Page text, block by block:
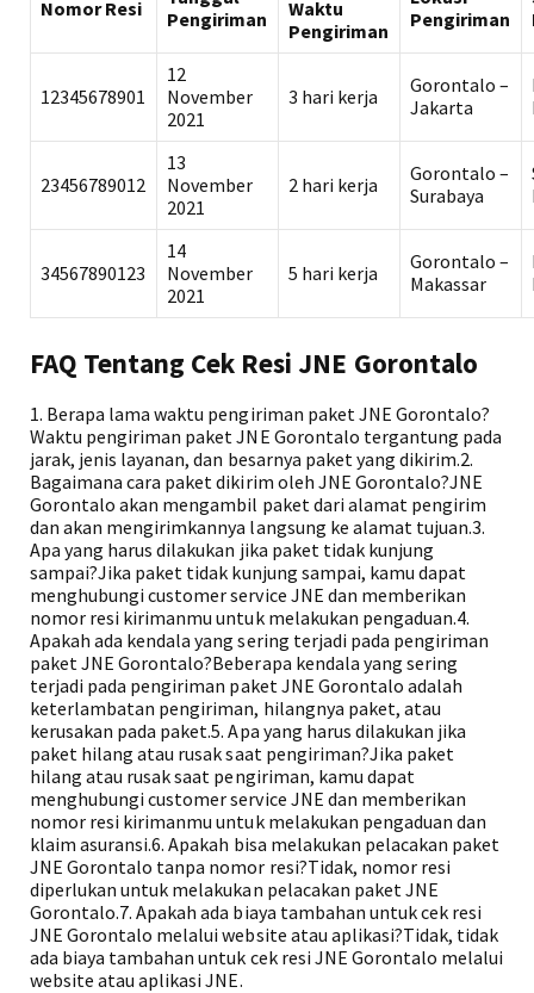
Nomor Resi
Pengiriman
Waktu
Pengiriman
Pengiriman
12345678901
12
November
2021
3 hari kerja
Gorontalo –
Jakarta
23456789012
13
November
2021
2 hari kerja
Gorontalo –
Surabaya
34567890123
14
November
2021
5 hari kerja
Gorontalo –
Makassar
FAQ Tentang Cek Resi JNE Gorontalo
1. Berapa lama waktu pengiriman paket JNE Gorontalo?
Waktu pengiriman paket JNE Gorontalo tergantung pada
jarak, jenis layanan, dan besarnya paket yang dikirim.2.
Bagaimana cara paket dikirim oleh JNE Gorontalo?JNE
Gorontalo akan mengambil paket dari alamat pengirim
dan akan mengirimkannya langsung ke alamat tujuan.3.
Apa yang harus dilakukan jika paket tidak kunjung
sampai?Jika paket tidak kunjung sampai, kamu dapat
menghubungi customer service JNE dan memberikan
nomor resi kirimanmu untuk melakukan pengaduan.4.
Apakah ada kendala yang sering terjadi pada pengiriman
paket JNE Gorontalo?Beberapa kendala yang sering
terjadi pada pengiriman paket JNE Gorontalo adalah
keterlambatan pengiriman, hilangnya paket, atau
kerusakan pada paket.5. Apa yang harus dilakukan jika
paket hilang atau rusak saat pengiriman?Jika paket
hilang atau rusak saat pengiriman, kamu dapat
menghubungi customer service JNE dan memberikan
nomor resi kirimanmu untuk melakukan pengaduan dan
klaim asuransi.6. Apakah bisa melakukan pelacakan paket
JNE Gorontalo tanpa nomor resi?Tidak, nomor resi
diperlukan untuk melakukan pelacakan paket JNE
Gorontalo.7. Apakah ada biaya tambahan untuk cek resi
JNE Gorontalo melalui website atau aplikasi?Tidak, tidak
ada biaya tambahan untuk cek resi JNE Gorontalo melalui
website atau aplikasi JNE.